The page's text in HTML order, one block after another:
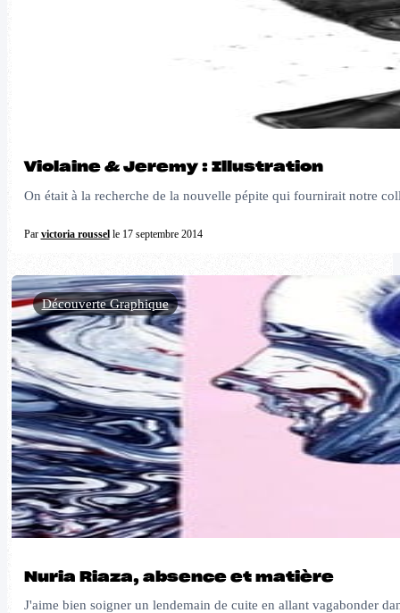
Violaine & Jeremy : Illustration
On était à la recherche de la nouvelle pépite qui fournirait notre
Par victoria rousselle 17 septembre 2014
Nuria Riaza, absence et matière
J'aime bien soigner un lendemain de cuite en allant vagabonder
Découverte Graphique